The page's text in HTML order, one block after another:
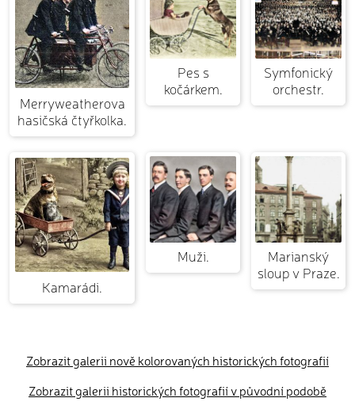
Merryweatherova
hasičská čtyřkolka.
Pes s
kočárkem.
Symfonický
orchestr.
Kamarádi.
Muži.
Marianský
sloup v Praze.
Zobrazit galerii nově kolorovaných historických fotografií
Zobrazit galerii historických fotografií v původní podobě